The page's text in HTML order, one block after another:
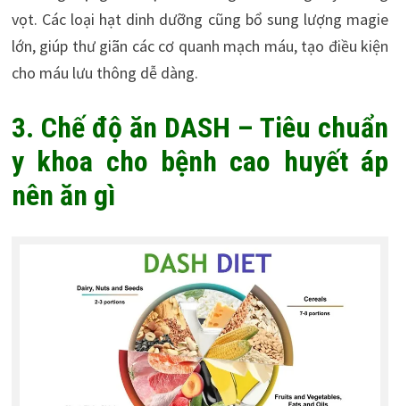
vọt. Các loại hạt dinh dưỡng cũng bổ sung lượng magie
lớn, giúp thư giãn các cơ quanh mạch máu, tạo điều kiện
cho máu lưu thông dễ dàng.
3. Chế độ ăn DASH – Tiêu chuẩn
y khoa cho bệnh cao huyết áp
nên ăn gì